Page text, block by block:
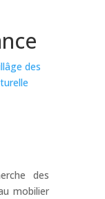
des
des
mobilier